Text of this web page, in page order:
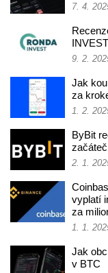
7. 4.
9. 2.
Jak
za
1. 2.
ByBit
2. 1.
vyplatí
za
1. 1.
Jak
v BTC